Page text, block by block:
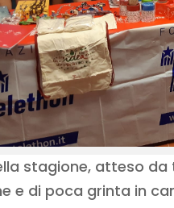
stagione, atteso
e di poca grinta in